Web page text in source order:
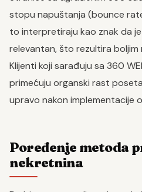
stopu napuštanja (bounce
to interpretiraju kao znak da
relevantan, što rezultira boljim
Klijenti koji sarađuju sa 360
primećuju organski rast
upravo nakon implementacije
Poređenje metoda
nekretnina